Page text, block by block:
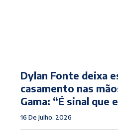
Dylan Fonte deixa
casamento nas
Gama: “É sinal que
16 De Julho, 2026